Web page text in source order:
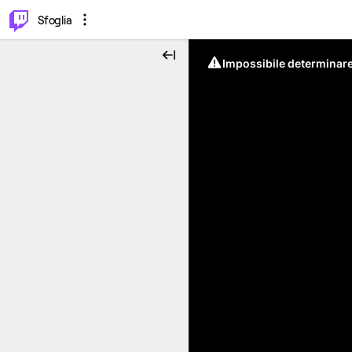
Sfoglia
Impossibile